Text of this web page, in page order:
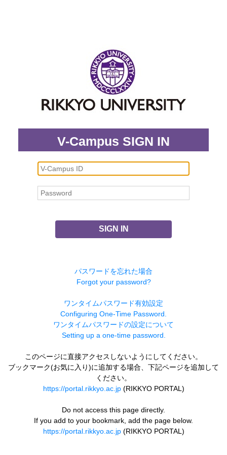
V-Campus SIGN IN
SIGN IN
パスワードを忘れた場合
Forgot your password?
ワンタイムパスワード有効設定
Configuring One-Time Password.
ワンタイムパスワードの設定について
Setting up a one-time password.
このページに直接アクセスしないようにしてください。
ブックマーク(お気に入り)に追加する場合、下記ページを追加して
ください。
https://portal.rikkyo.ac.jp(RIKKYO PORTAL)
Do not access this page directly.
If you add to your bookmark, add the page below.
https://portal.rikkyo.ac.jp(RIKKYO PORTAL)